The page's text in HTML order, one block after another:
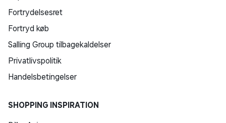
2 bagside-knapper med løftestang
Stik-beskyttelse
Tilslutning til flere enheder
• Tilslut via et USB Type-C®-kabel eller Bluetooth®-
Windows PC og Mac®, Android- og iOS-mobiltelefoner
Fortrydelsesret
Fortryd køb
Salling Group tilbagekaldelser
Privatlivspolitik
Handelsbetingelser
SHOPPING INSPIRATION